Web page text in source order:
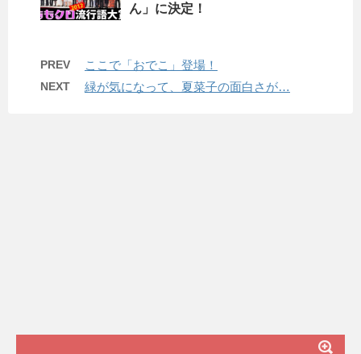
ん」に決定！
PREV ここで「おでこ」登場！
NEXT 緑が気になって、夏菜子の面白さが…